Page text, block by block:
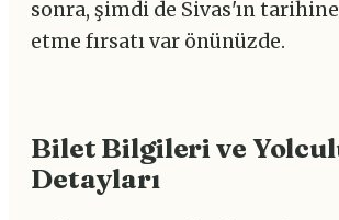
sonra, şimdi de Sivas'ın
etme fırsatı var önünüzde.
Bilet Bilgileri ve
Detayları